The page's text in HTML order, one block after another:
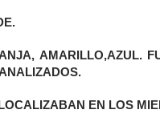
AMARILLO,AZUL.
EN LOS